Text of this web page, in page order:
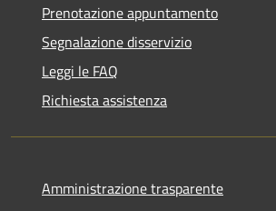
Prenotazione appuntamento
Segnalazione disservizio
Leggi le FAQ
Richiesta assistenza
Amministrazione trasparente